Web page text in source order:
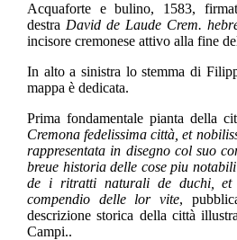
Acquaforte e bulino, 1583,
destra David de Laude Crem.
incisore cremonese attivo alla fine
In alto a sinistra lo stemma di
mappa è dedicata.
Prima fondamentale pianta della
Cremona fedelissima città, et
rappresentata in disegno col suo
breue historia delle cose piu
de i ritratti naturali de duchi, et
compendio delle lor vite,
descrizione storica della città
Campi..